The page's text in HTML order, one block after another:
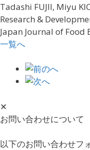
Tadashi FUJII, Miyu
Research &
Japan Journal of Food
一覧へ
✕
お問い合わせについて
以下のお問い合わせフ